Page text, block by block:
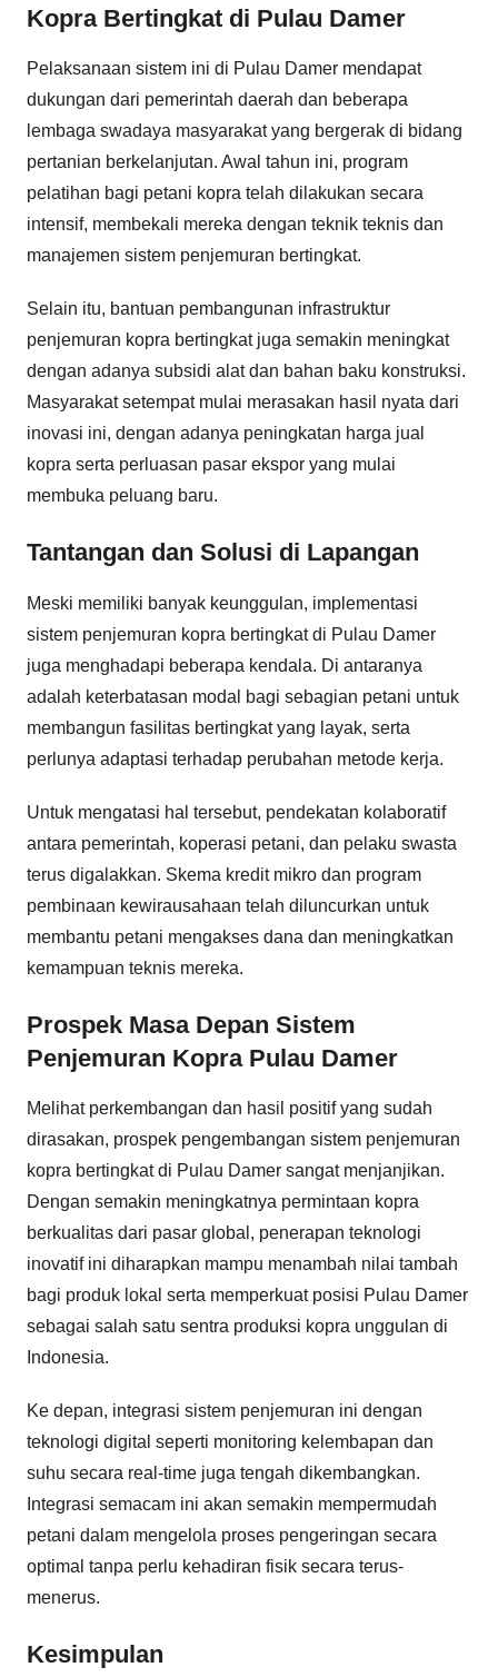
Kopra Bertingkat di Pulau Damer
Pelaksanaan sistem ini di Pulau Damer mendapat
dukungan dari pemerintah daerah dan beberapa
lembaga swadaya masyarakat yang bergerak di bidang
pertanian berkelanjutan. Awal tahun ini, program
pelatihan bagi petani kopra telah dilakukan secara
intensif, membekali mereka dengan teknik teknis dan
manajemen sistem penjemuran bertingkat.
Selain itu, bantuan pembangunan infrastruktur
penjemuran kopra bertingkat juga semakin meningkat
dengan adanya subsidi alat dan bahan baku konstruksi.
Masyarakat setempat mulai merasakan hasil nyata dari
inovasi ini, dengan adanya peningkatan harga jual
kopra serta perluasan pasar ekspor yang mulai
membuka peluang baru.
Tantangan dan Solusi di Lapangan
Meski memiliki banyak keunggulan, implementasi
sistem penjemuran kopra bertingkat di Pulau Damer
juga menghadapi beberapa kendala. Di antaranya
adalah keterbatasan modal bagi sebagian petani untuk
membangun fasilitas bertingkat yang layak, serta
perlunya adaptasi terhadap perubahan metode kerja.
Untuk mengatasi hal tersebut, pendekatan kolaboratif
antara pemerintah, koperasi petani, dan pelaku swasta
terus digalakkan. Skema kredit mikro dan program
pembinaan kewirausahaan telah diluncurkan untuk
membantu petani mengakses dana dan meningkatkan
kemampuan teknis mereka.
Prospek Masa Depan Sistem
Penjemuran Kopra Pulau Damer
Melihat perkembangan dan hasil positif yang sudah
dirasakan, prospek pengembangan sistem penjemuran
kopra bertingkat di Pulau Damer sangat menjanjikan.
Dengan semakin meningkatnya permintaan kopra
berkualitas dari pasar global, penerapan teknologi
inovatif ini diharapkan mampu menambah nilai tambah
bagi produk lokal serta memperkuat posisi Pulau Damer
sebagai salah satu sentra produksi kopra unggulan di
Indonesia.
Ke depan, integrasi sistem penjemuran ini dengan
teknologi digital seperti monitoring kelembapan dan
suhu secara real-time juga tengah dikembangkan.
Integrasi semacam ini akan semakin mempermudah
petani dalam mengelola proses pengeringan secara
optimal tanpa perlu kehadiran fisik secara terus-
menerus.
Kesimpulan